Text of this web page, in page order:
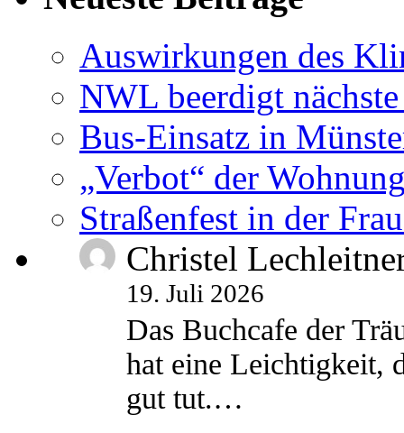
Auswirkungen des
NWL beerdigt
Bus-Einsatz in
„Verbot“ der
Straßenfest in der
Christel
19. Juli 2026
Das Buchcafe der
hat eine Leichtigkeit,
gut tut.…